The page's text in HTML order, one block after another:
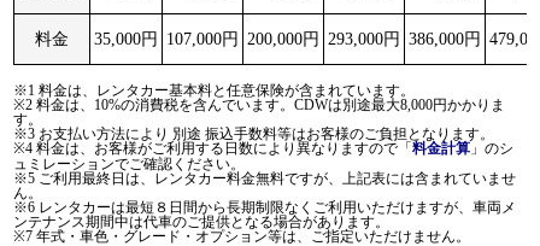
料金 35,000円 107,000円 200,000円 293,000円 386,000円
※1 料金は、レンタカー基本料と任意保険が含まれています。
※2 料金は、10%の消費税を含んでいます。CDWは別途最大8,000円かかりま
す。
※3 お支払い方法により 別途 振込手数料等はお客様のご負担となります。
※4 料金は、お客様がご利用する日数により異なりますので「料金計算 」のシ
ュミレーションでご確認ください。
※5 ご利用最終日は、レンタカー料金無料ですが、上記表には含まれていませ
ん。
※6 レンタカーは最短８日間から長期制限なくご利用いただけますが、車両メ
ンテナンス期間中は代車のご提供となる場合があります。
※7 年式・車色・グレード・オプション等は、ご指定いただけません。